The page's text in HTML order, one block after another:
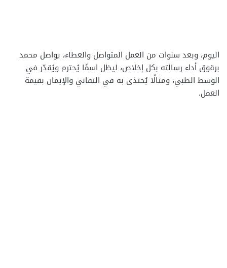
اليوم، وبعد سنوات من العمل المتواصل والعطاء، يواصل محمد
برقوق أداء رسالته بكل إخلاص، ليظل اسمًا يُحترم ويُقدّر في
الوسط الطبي، ومثالًا يُحتذى به في التفاني والإيمان بقيمة
العمل.